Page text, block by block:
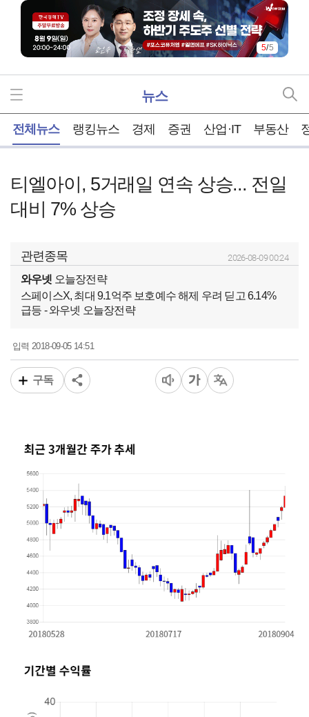
5/5
뉴스
전체뉴스 랭킹뉴스 경제 증권 산업·IT 부동산
티엘아이, 5거래일 연속 상승... 전일
대비 7% 상승
관련종목 2026-08-09 00:24
와우넷 오늘장전략
스페이스X, 최대 9.1억주 보호예수 해제 우려 딛고 6.14%
급등 - 와우넷 오늘장전략
입력2018-09-05 14:51
구독